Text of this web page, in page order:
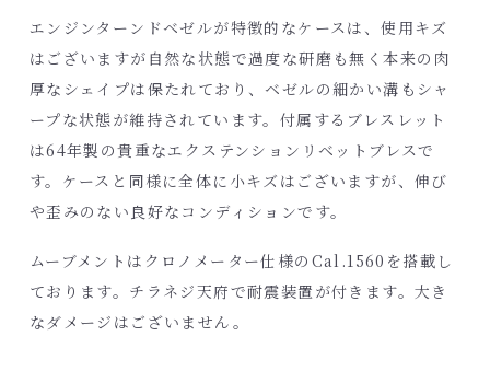
エンジンターンドベゼルが特徴的なケースは、使用キズ
はございますが自然な状態で過度な研磨も無く本来の肉
厚なシェイプは保たれており、ベゼルの細かい溝もシャ
ープな状態が維持されています。付属するブレスレット
は64年製の貴重なエクステンションリベットブレスで
す。ケースと同様に全体に小キズはございますが、伸び
や歪みのない良好なコンディションです。
ムーブメントはクロノメーター仕様のCal.1560を搭載し
ております。チラネジ天府で耐震装置が付きます。大き
なダメージはございません。